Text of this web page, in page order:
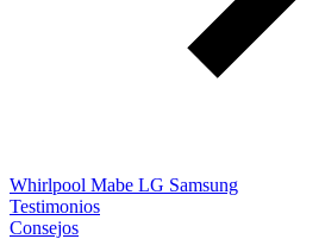
Whirlpool Mabe LG Samsung
Testimonios
Consejos